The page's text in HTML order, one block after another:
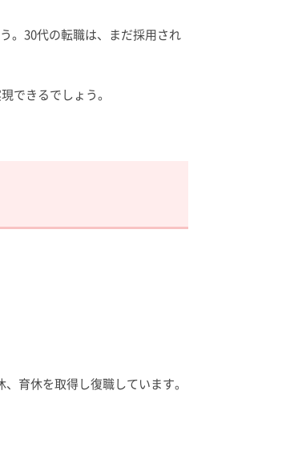
。30代の転職は、まだ採用され
できるでしょう。
育休を取得し復職しています。